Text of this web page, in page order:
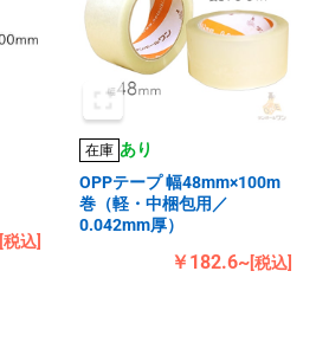
[税込]
在庫 あり
OPPテープ 幅48mm×100m
巻（軽・中梱包用／
0.042mm厚）
￥182.6~[税込]